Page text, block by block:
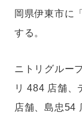
岡県伊東市に
する。
ニトリグルー
リ 484 店舗
店舗、島忠54